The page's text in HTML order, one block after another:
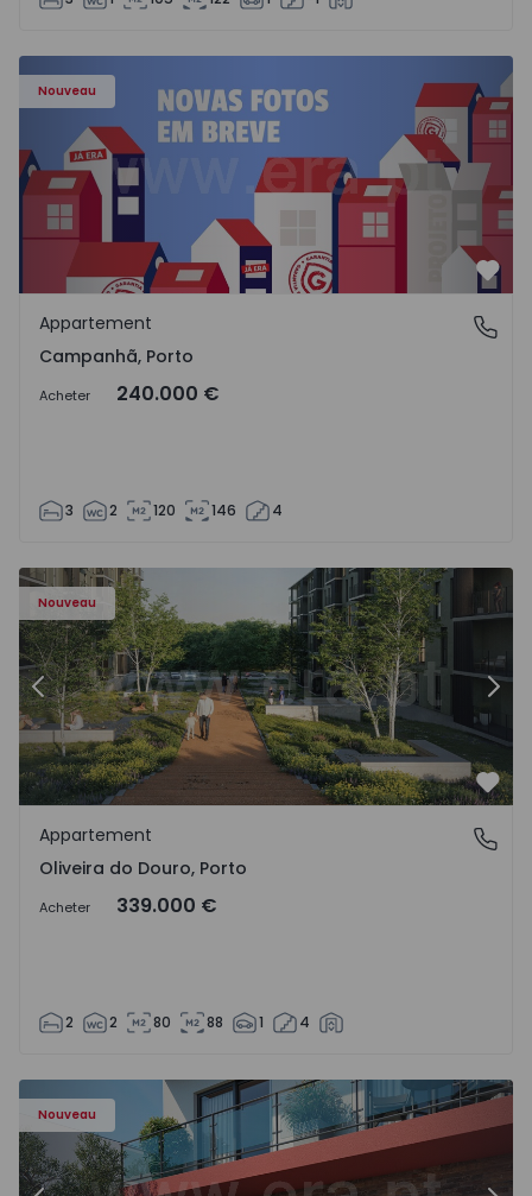
Nouveau
Appartement T3 Porto, Campanhã - 1575504 - 1
Campanhã, Porto
Appartement
Campanhã, Porto
Acheter 240.000 €
3 2 120 146 4
Nouveau
1575522 - 8
Appartement T2 Vila Nova de Gaia, Oliveira do Douro -
Précédent
Oliveira do Douro, Porto
Appartement
Oliveira do Douro, Porto
Acheter 339.000 €
2 2 80 88 1 4
Nouveau